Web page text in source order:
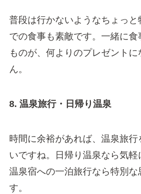
普段は行かないようなちょっと
での食事も素敵です。一緒に
ものが、何よりのプレゼント
ん。
8. 温泉旅行・日帰り温泉
時間に余裕があれば、温泉旅行
いですね。日帰り温泉なら気軽
温泉宿への一泊旅行なら特別な
す。